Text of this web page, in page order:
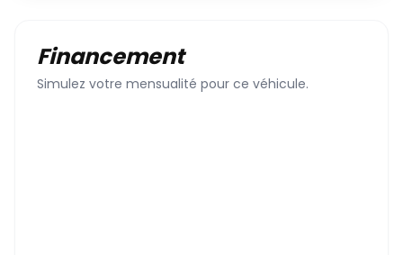
Financement
Simulez votre mensualité pour ce véhicule.